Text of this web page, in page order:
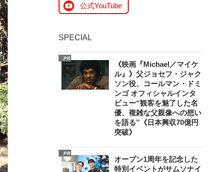
公式YouTube
SPECIAL
PR
《映画『Michael／マイケ
ル』》父ジョセフ・ジャク
ソン役、コールマン・ドミ
ンゴ オフィシャルインタ
ビュー“観客を魅了した名
優、複雑な父親像への想い
を語る”《日本興収70億円
突破》
PR
オープン1周年を記念した
特別イベントがサムソナイ